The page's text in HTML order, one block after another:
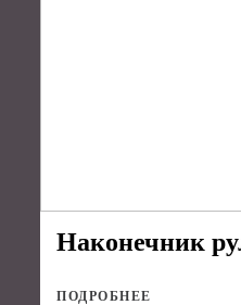
Наконечник
ПОДРОБНЕЕ